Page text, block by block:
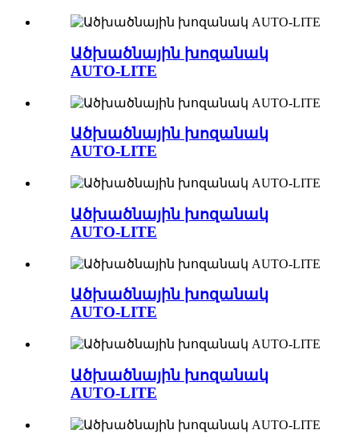
Ածխածնային խոզանակ
AUTO-LITE
Ածխածնային խոզանակ
AUTO-LITE
Ածխածնային խոզանակ
AUTO-LITE
Ածխածնային խոզանակ
AUTO-LITE
Ածխածնային խոզանակ
AUTO-LITE